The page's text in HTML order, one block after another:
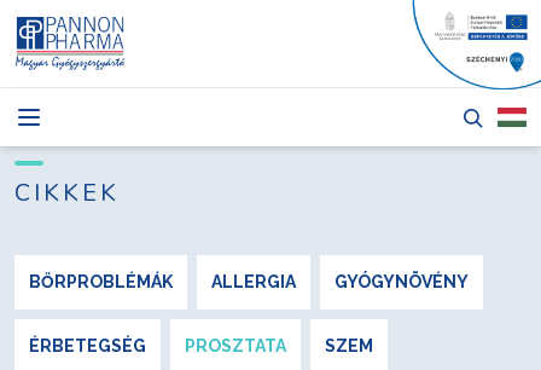
HÍREK
CIKKEK
RÓLUNK
PÁLYÁZATOK
CIKKEK
BŐRPROBLÉMÁK ALLERGIA GYÓGYNÖVÉNY
ÉRBETEGSÉG PROSZTATA SZEM